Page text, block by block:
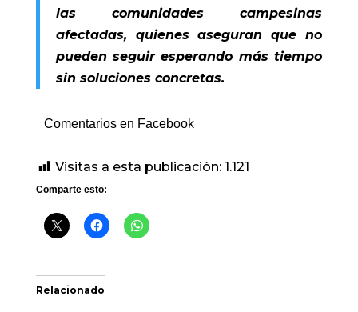
las comunidades campesinas
afectadas, quienes aseguran que no
pueden seguir esperando más tiempo
sin soluciones concretas.
Comentarios en Facebook
Visitas a esta publicación: 1.121
Comparte esto:
Relacionado